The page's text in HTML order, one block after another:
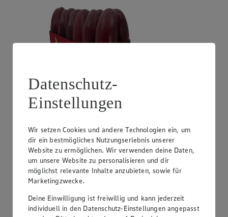
Angebot:Unsere Heimat Zucchini
1.49
Festpreis von 1.49€
aus Süddeutschland, Klasse I, 1 kg
Datenschutz-
Einstellungen
Wir setzen Cookies und andere Technologien ein, um
dir ein bestmögliches Nutzungserlebnis unserer
Website zu ermöglichen. Wir verwenden deine Daten,
um unsere Website zu personalisieren und dir
möglichst relevante Inhalte anzubieten, sowie für
Marketingzwecke.
Deine Einwilligung ist freiwillig und kann jederzeit
individuell in den Datenschutz-Einstellungen angepasst